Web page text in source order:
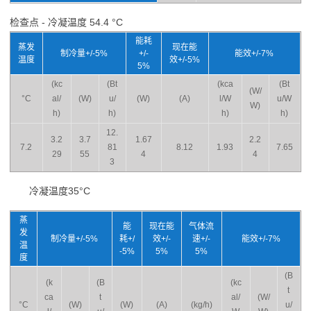
检查点 - 冷凝温度 54.4 °C
蒸发
温度
制冷量+/-5%
能耗
+/-
5%
现在能
效+/-5%
能效+/-7%
°C
(kc
al/
h)
(W)
(Bt
u/
h)
(W) (A)
(kca
l/W
h)
(W/
W)
(Bt
u/W
h)
7.2
3.2
29
3.7
55
12.
81
3
1.67
4
8.12 1.93
2.2
4
7.65
冷凝温度35°C
蒸
发
温
度
制冷量+/-5%
能
耗+/
-5%
现在能
效+/-
5%
气体流
速+/-
5%
能效+/-7%
°C
(k
ca
(W)
(B
t
(W) (A) (kg/h)
(kc
al/
(W/
(B
t
u/